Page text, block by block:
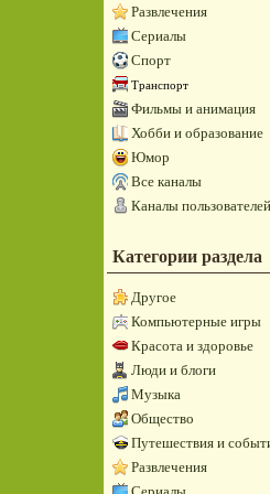
Развлечения
Сериалы
Спорт
Транспорт
Фильмы и анимация
Хобби и образование
Юмор
Все каналы
Каналы пользователей
Категории раздела
Другое
Компьютерные игры
Красота и здоровье
Люди и блоги
Музыка
Общество
Путешествия и
Развлечения